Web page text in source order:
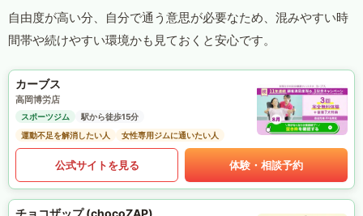
自由度が高い分、自分で通う意思が必要なため、混みやすい時
間帯や続けやすい環境かも見ておくと安心です。
カーブス
高岡博労店
スポーツジム
駅から徒歩15分
運動不足を解消したい人
女性専用ジムに通いたい人
公式サイトを見る 体験・相談予約